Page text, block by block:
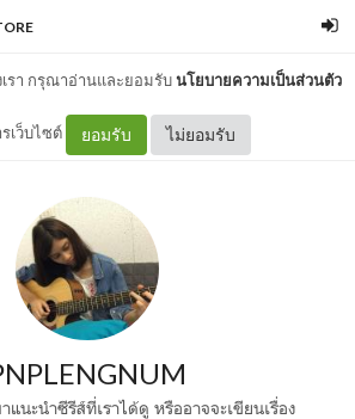
รา กรุณาอ่านและยอมรับนโยบายความเป็นส่วนตัว
เว็บไซต์ ยอมรับ ไม่ยอมรับ
แนะนำซีรีส์ที่เราได้ดู หรืออาจจะเขียนเรื่อง